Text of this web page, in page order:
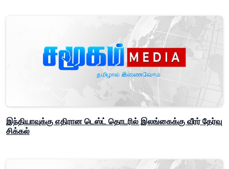
இந்தியாவுக்கு எதிரான டெஸ்ட் தொடரில் இலங்கைக்கு வீரர் தேர்வு
சிக்கல்